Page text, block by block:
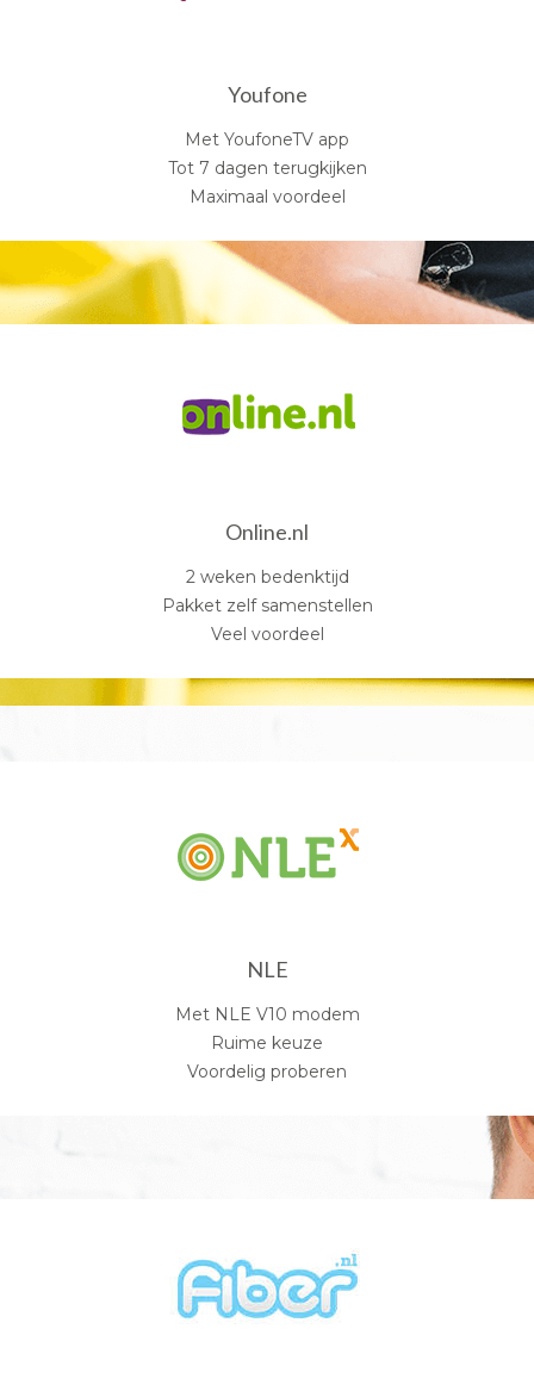
Youfone
Met YoufoneTV app
Tot 7 dagen terugkijken
Maximaal voordeel
Online.nl
2 weken bedenktijd
Pakket zelf samenstellen
Veel voordeel
NLE
Met NLE V10 modem
Ruime keuze
Voordelig proberen